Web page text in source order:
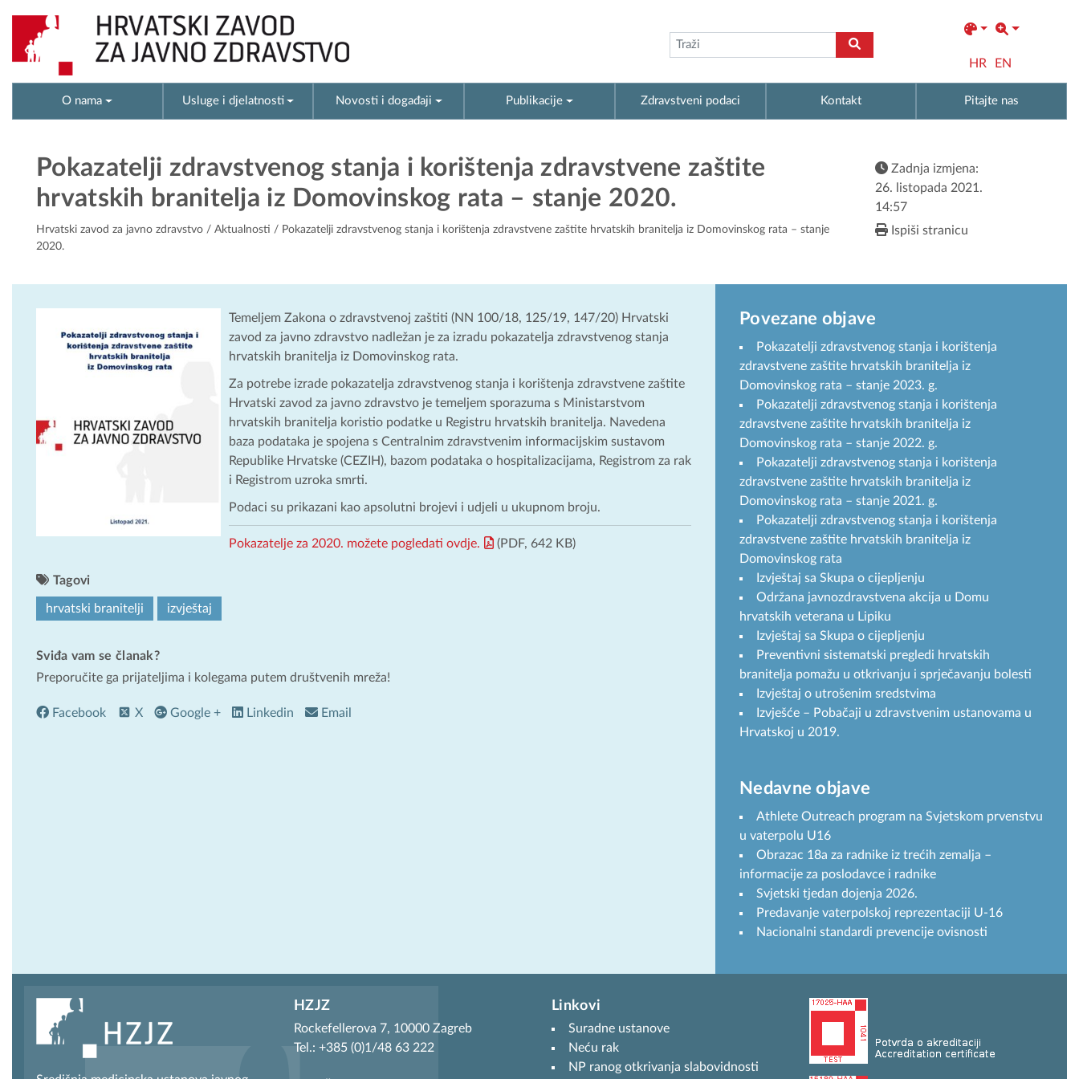
HR EN
O nama Usluge i djelatnosti Novosti i događaji Publikacije Zdravstveni podaci Kontakt Pitajte nas
Pokazatelji zdravstvenog stanja i korištenja zdravstvene zaštite
hrvatskih branitelja iz Domovinskog rata – stanje 2020.
Hrvatski zavod za javno zdravstvo / Aktualnosti / Pokazatelji zdravstvenog stanja i korištenja zdravstvene zaštite hrvatskih branitelja iz Domovinskog rata – stanje
2020.
Zadnja izmjena:
26. listopada 2021.
14:57
Ispiši stranicu
Temeljem Zakona o zdravstvenoj zaštiti (NN 100/18, 125/19, 147/20) Hrvatski
zavod za javno zdravstvo nadležan je za izradu pokazatelja zdravstvenog stanja
hrvatskih branitelja iz Domovinskog rata.
Za potrebe izrade pokazatelja zdravstvenog stanja i korištenja zdravstvene zaštite
Hrvatski zavod za javno zdravstvo je temeljem sporazuma s Ministarstvom
hrvatskih branitelja koristio podatke u Registru hrvatskih branitelja. Navedena
baza podataka je spojena s Centralnim zdravstvenim informacijskim sustavom
Republike Hrvatske (CEZIH), bazom podataka o hospitalizacijama, Registrom za rak
i Registrom uzroka smrti.
Podaci su prikazani kao apsolutni brojevi i udjeli u ukupnom broju.
Pokazatelje za 2020. možete pogledati ovdje. (PDF, 642 KB)
Tagovi
hrvatski branitelji izvještaj
Sviđa vam se članak?
Preporučite ga prijateljima i kolegama putem društvenih mreža!
Facebook X Google + Linkedin Email
Povezane objave
Pokazatelji zdravstvenog stanja i korištenja
zdravstvene zaštite hrvatskih branitelja iz
Domovinskog rata – stanje 2023. g.
Pokazatelji zdravstvenog stanja i korištenja
zdravstvene zaštite hrvatskih branitelja iz
Domovinskog rata – stanje 2022. g.
Pokazatelji zdravstvenog stanja i korištenja
zdravstvene zaštite hrvatskih branitelja iz
Domovinskog rata – stanje 2021. g.
Pokazatelji zdravstvenog stanja i korištenja
zdravstvene zaštite hrvatskih branitelja iz
Domovinskog rata
Izvještaj sa Skupa o cijepljenju
Održana javnozdravstvena akcija u Domu
hrvatskih veterana u Lipiku
Izvještaj sa Skupa o cijepljenju
Preventivni sistematski pregledi hrvatskih
branitelja pomažu u otkrivanju i sprječavanju bolesti
Izvještaj o utrošenim sredstvima
Izvješće – Pobačaji u zdravstvenim ustanovama u
Hrvatskoj u 2019.
Nedavne objave
Athlete Outreach program na Svjetskom prvenstvu
u vaterpolu U16
Obrazac 18a za radnike iz trećih zemalja –
informacije za poslodavce i radnike
Svjetski tjedan dojenja 2026.
Predavanje vaterpolskoj reprezentaciji U-16
Nacionalni standardi prevencije ovisnosti
HZJZ
Rockefellerova 7, 10000 Zagreb
Tel.: +385 (0)1/48 63 222
Linkovi
Suradne ustanove
Neću rak
NP ranog otkrivanja slabovidnosti